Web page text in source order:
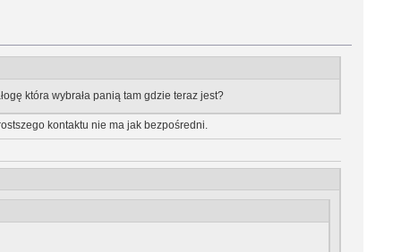
która wybrała panią tam gdzie teraz jest?
kontaktu nie ma jak bezpośredni.